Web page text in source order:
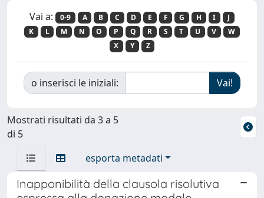
Vai a: 0-9 A B C D E F G H I
J
K
L M N O P Q R S T U V
W
X
Y Z
o inserisci le iniziali:
Mostrati risultati da 3 a 5
di 5
esporta metadati
Inapponibilità della clausola risolutiva